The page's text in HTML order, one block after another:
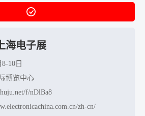
海电子展
10日
博览中心
f/nDlBa8
zh-cn/